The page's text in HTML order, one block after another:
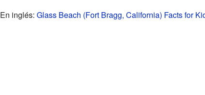
En inglés: Glass Beach (Fort Bragg, California) Facts for